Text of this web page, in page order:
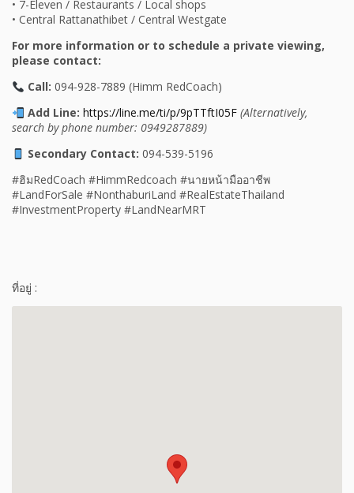
• 7-Eleven / Restaurants / Local shops
• Central Rattanathibet / Central Westgate
For more information or to schedule a private viewing,
please contact:
Call: 094-928-7889 (Himm RedCoach)
Add Line: https://line.me/ti/p/9pTTftI05F (Alternatively,
search by phone number: 0949287889)
Secondary Contact: 094-539-5196
#ฮิมRedCoach #HimmRedcoach #นายหน้ามืออาชีพ
#LandForSale #NonthaburiLand #RealEstateThailand
#InvestmentProperty #LandNearMRT
ที่อยู่ :